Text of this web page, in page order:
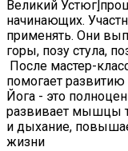
Великий
начинающих.
применять. Они
горы, позу стула,
После мастер-
помогает
Йога - это
развивает мышцы
и дыхание,
жизни